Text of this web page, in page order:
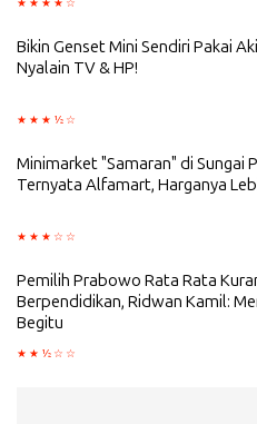
Bikin Genset Mini Sendiri Pakai
Nyalain TV & HP!
Minimarket "Samaran" di Sungai
Ternyata Alfamart, Harganya
Pemilih Prabowo Rata Rata
Berpendidikan, Ridwan Kamil:
Begitu